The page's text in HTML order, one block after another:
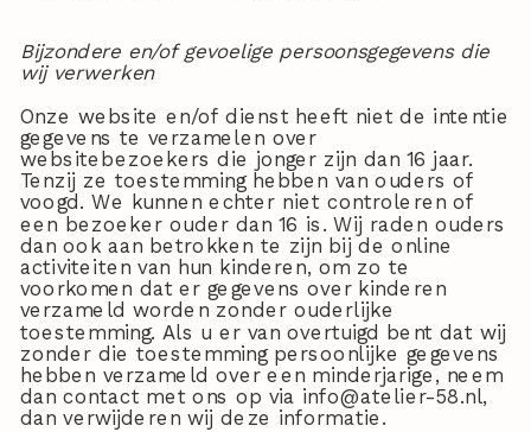
Bijzondere en/of gevoelige persoonsgegevens die
wij verwerken
Onze website en/of dienst heeft niet de intentie
gegevens te verzamelen over
websitebezoekers die jonger zijn dan 16 jaar.
Tenzij ze toestemming hebben van ouders of
voogd. We kunnen echter niet controleren of
een bezoeker ouder dan 16 is. Wij raden ouders
dan ook aan betrokken te zijn bij de online
activiteiten van hun kinderen, om zo te
voorkomen dat er gegevens over kinderen
verzameld worden zonder ouderlijke
toestemming. Als u er van overtuigd bent dat wij
zonder die toestemming persoonlijke gegevens
hebben verzameld over een minderjarige, neem
dan contact met ons op via info@atelier-58.nl,
dan verwijderen wij deze informatie.